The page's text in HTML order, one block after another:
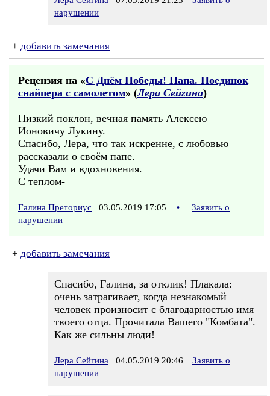
нарушении
+ добавить замечания
Рецензия на «С Днём Победы! Папа. Поединок
снайпера с самолетом» (Лера Сейгина)
Низкий поклон, вечная память Алексею
Ионовичу Лукину.
Спасибо, Лера, что так искренне, с любовью
рассказали о своём папе.
Удачи Вам и вдохновения.
С теплом-
Галина Преториус 03.05.2019 17:05 •
Заявить о
нарушении
+ добавить замечания
Спасибо, Галина, за отклик! Плакала:
очень затрагивает, когда незнакомый
человек произносит с благодарностью имя
твоего отца. Прочитала Вашего "Комбата".
Как же сильны люди!
Лера Сейгина 04.05.2019 20:46
Заявить о
нарушении